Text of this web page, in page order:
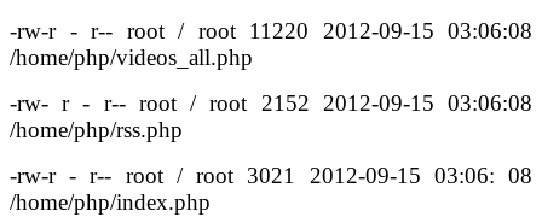
-rw-r - r-- root / root 11220 2012-09-15 03:06:08
/home/php/videos_all.php
-rw- r - r-- root / root 2152 2012-09-15 03:06:08
/home/php/rss.php
-rw-r - r-- root / root 3021 2012-09-15 03:06: 08
/home/php/index.php